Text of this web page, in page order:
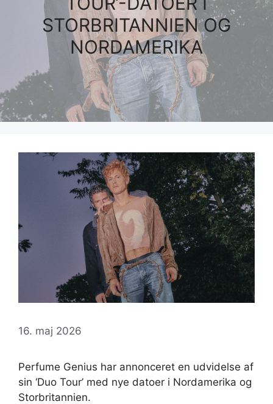
STORBRITANNIEN OG
NORDAMERIKA
16. maj 2026
Perfume Genius har annonceret en udvidelse af
sin ‘Duo Tour’ med nye datoer i Nordamerika og
Storbritannien.